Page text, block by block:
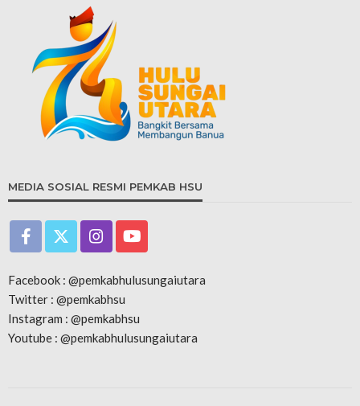
MEDIA SOSIAL RESMI PEMKAB HSU
Facebook : @pemkabhulusungaiutara
Twitter : @pemkabhsu
Instagram : @pemkabhsu
Youtube : @pemkabhulusungaiutara